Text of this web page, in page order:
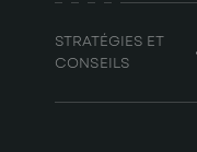
STRATÉGIES ET
CONSEILS